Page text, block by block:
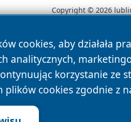
cookies, aby działała
analitycznych,
korzystanie ze
plików cookies zgodnie z
Copyright © 2026
News Autorzy